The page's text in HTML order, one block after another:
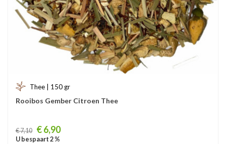
Thee | 150 gr
Rooibos Gember Citroen Thee
Prijs
€ 7,10 € 6,90
U bespaart 2 %